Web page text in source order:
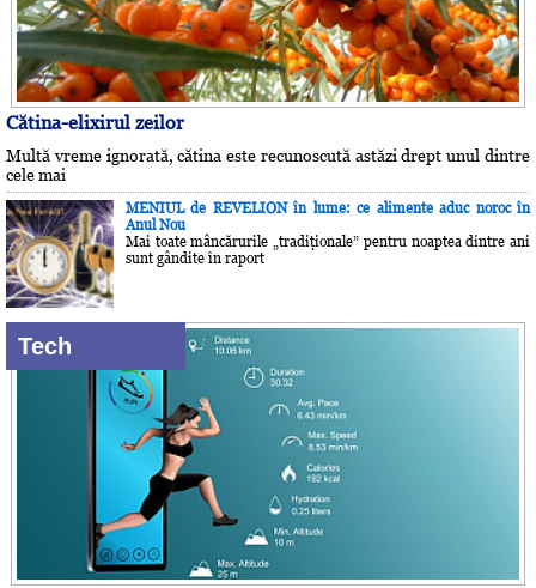
Cătina-elixirul zeilor
Multă vreme ignorată, cătina este recunoscută astăzi drept unul dintre
cele mai
MENIUL de REVELION în lume: ce alimente aduc noroc în
Anul Nou
Mai toate mâncărurile „tradiţionale” pentru noaptea dintre ani
sunt gândite în raport
Tech